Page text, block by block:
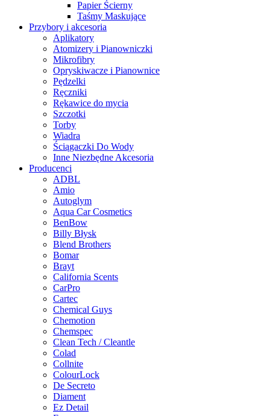
Papier Ścierny
Taśmy Maskujące
Przybory i akcesoria
Aplikatory
Atomizery i Pianowniczki
Mikrofibry
Opryskiwacze i Pianownice
Pędzelki
Ręczniki
Rękawice do mycia
Szczotki
Torby
Wiadra
Ściągaczki Do Wody
Inne Niezbędne Akcesoria
Producenci
ADBL
Amio
Autoglym
Aqua Car Cosmetics
BenBow
Billy Błysk
Blend Brothers
Bomar
Brayt
California Scents
CarPro
Cartec
Chemical Guys
Chemotion
Chemspec
Clean Tech / Cleantle
Colad
Collnite
ColourLock
De Secreto
Diament
Ez Detail